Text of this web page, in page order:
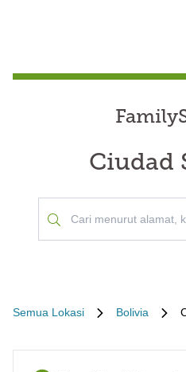
Ciudad
Semua Lokasi Bolivia